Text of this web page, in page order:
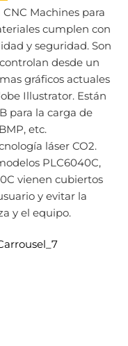
Machines para
cumplen con
y seguridad. Son
desde un
gráficos actuales
Illustrator. Están
para la carga de
etc.
láser CO2.
PLC6040C,
vienen cubiertos
y evitar la
y el equipo.